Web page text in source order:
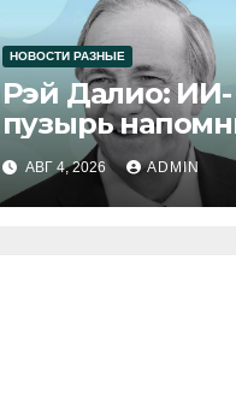
НОВОСТИ РАЗНЫЕ
Рэй Далио: ИИ-
пузырь
1929 и 2000
АВГ 4, 2026 ADMIN